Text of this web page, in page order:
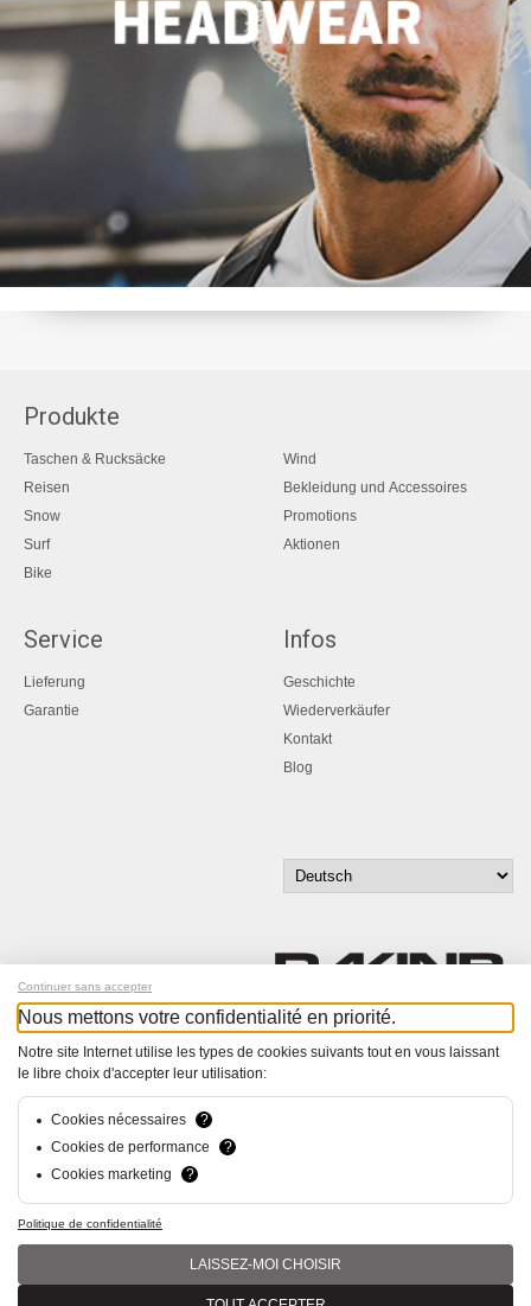
Produkte
Taschen & Rucksäcke
Reisen
Snow
Surf
Bike
Wind
Bekleidung und Accessoires
Promotions
Aktionen
Service
Lieferung
Garantie
Infos
Geschichte
Wiederverkäufer
Kontakt
Blog
Melde dich für unseren Newsletter an!
© Bucher+Walt 2011-2026
hsolutions.ch
Continuer sans accepter
Nous mettons votre confidentialité en priorité.
Notre site Internet utilise les types de cookies suivants tout en vous laissant
le libre choix d'accepter leur utilisation:
Cookies nécessaires
?
Cookies de performance
?
Cookies marketing
?
Politique de confidentialité
LAISSEZ-MOI CHOISIR